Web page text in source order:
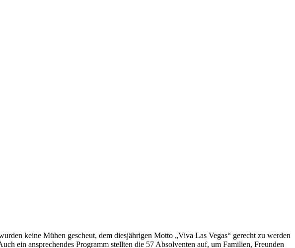
keine Mühen gescheut, dem diesjährigen Motto „Viva Las Vegas“ gerecht zu werden
ein ansprechendes Programm stellten die 57 Absolventen auf, um Familien, Freunden